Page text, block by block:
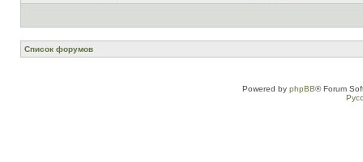
Список форумов
Powered by phpBB® Forum